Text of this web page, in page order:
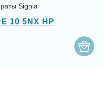
Signia
10 5NX HP